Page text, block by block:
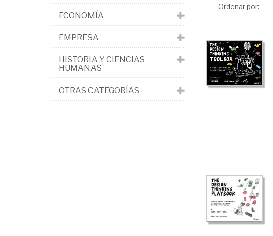
ECONOMÍA
EMPRESA
HISTORIA Y CIENCIAS
HUMANAS
OTRAS CATEGORÍAS